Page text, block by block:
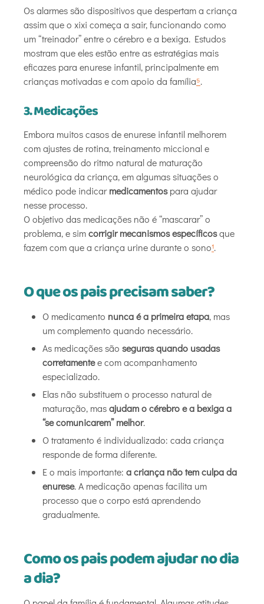
Os alarmes são dispositivos que despertam a criança
assim que o xixi começa a sair, funcionando como
um “treinador” entre o cérebro e a bexiga. Estudos
mostram que eles estão entre as estratégias mais
eficazes para enurese infantil, principalmente em
crianças motivadas e com apoio da família⁵.
3. Medicações
Embora muitos casos de enurese infantil melhorem
com ajustes de rotina, treinamento miccional e
compreensão do ritmo natural de maturação
neurológica da criança, em algumas situações o
médico pode indicarmedicamentospara ajudar
nesse processo.
O objetivo das medicações não é “mascarar” o
problema, e simcorrigir mecanismos específicosque
fazem com que a criança urine durante o sono¹.
O que os pais precisam saber?
O medicamento nunca é a primeira etapa, mas
um complemento quando necessário.
As medicações são seguras quando usadas
corretamentee com acompanhamento
especializado.
Elas não substituem o processo natural de
maturação, masajudam o cérebro e a bexiga a
“se comunicarem” melhor.
O tratamento é individualizado: cada criança
responde de forma diferente.
E o mais importante: a criança não tem culpa da
enurese. A medicação apenas facilita um
processo que o corpo está aprendendo
gradualmente.
Como os pais podem ajudar no dia
a dia?